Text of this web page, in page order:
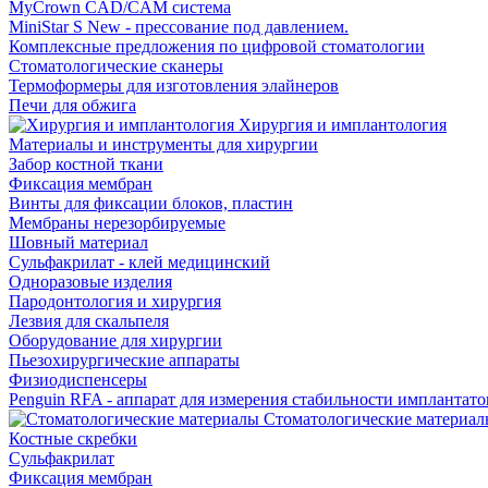
MyCrown CAD/CAM система
MiniStar S New - прессование под давлением.
Комплексные предложения по цифровой стоматологии
Стоматологические сканеры
Термоформеры для изготовления элайнеров
Печи для обжига
Хирургия и имплантология
Материалы и инструменты для хирургии
Забор костной ткани
Фиксация мембран
Винты для фиксации блоков, пластин
Мембраны нерезорбируемые
Шовный материал
Сульфакрилат - клей медицинский
Одноразовые изделия
Пародонтология и хирургия
Лезвия для скальпеля
Оборудование для хирургии
Пьезохирургические аппараты
Физиодиспенсеры
Penguin RFA - аппарат для измерения стабильности
Стоматологические
Костные скребки
Сульфакрилат
Фиксация мембран